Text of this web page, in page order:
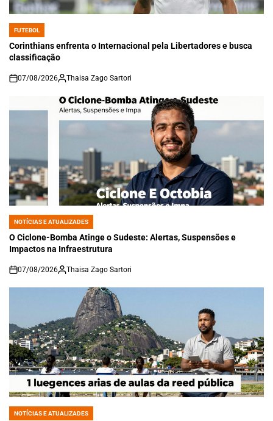
POSTED
IN
FUTEBOL
Corinthians enfrenta o Internacional pela Libertadores e busca
classificação
on
07/08/2026 Thaisa Zago Sartori
POSTED
IN
NOTÍCIAS E ATUALIZADES
O Ciclone-Bomba Atinge o Sudeste: Alertas, Suspensões e
Impactos na Infraestrutura
on
07/08/2026 Thaisa Zago Sartori
POSTED
NOTÍCIAS E ATUALIZADES